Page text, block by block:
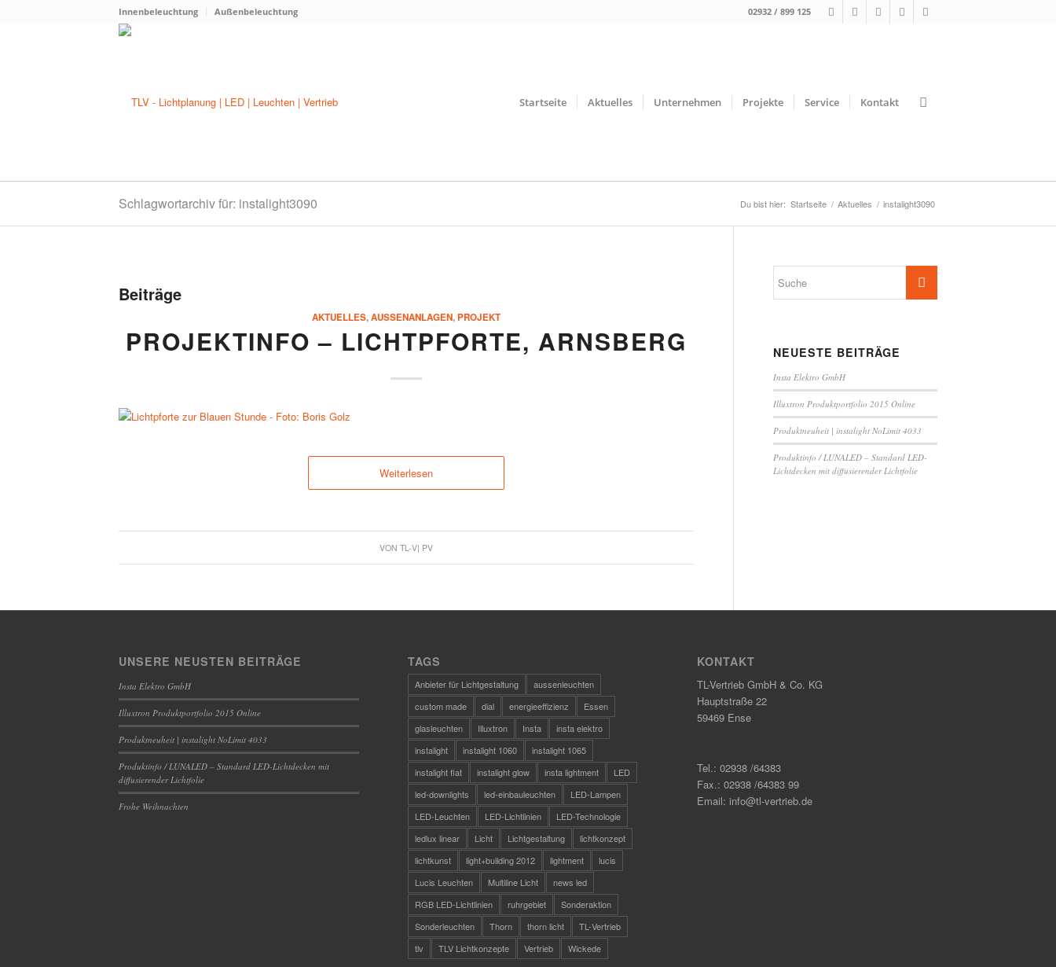
Innenbeleuchtung Außenbeleuchtung 02932 / 899 125
Startseite Aktuelles Unternehmen Projekte Service Kontakt
Schlagwortarchiv für: instalight3090 Du bist hier: Startseite / Aktuelles / instalight3090
Beiträge
AKTUELLES,AUSSENANLAGEN ,PROJEKT
PROJEKTINFO – LICHTPFORTE, ARNSBERG
Weiterlesen
VON TL-V| PV
NEUESTE BEITRÄGE
Insta Elektro GmbH
Illuxtron Produktportfolio 2015 Online
Produktneuheit | instalight NoLimit 4033
Produktinfo / LUNALED – Standard LED-
Lichtdecken mit diffusierender Lichtfolie
UNSERE NEUSTEN BEITRÄGE
Insta Elektro GmbH
Illuxtron Produktportfolio 2015 Online
Produktneuheit | instalight NoLimit 4033
Produktinfo / LUNALED – Standard LED-Lichtdecken mit
diffusierender Lichtfolie
Frohe Weihnachten
TAGS
Anbieter für Lichtgestaltung
aussenleuchten
custom made
dial energieeffizienz
Essen
glasleuchten
Illuxtron Insta
insta elektro
instalight
instalight 1060
instalight 1065
instalight flat
instalight glow insta lightment
LED
led-downlights
led-einbauleuchten
LED-Lampen
LED-Leuchten
LED-Lichtlinien
LED-Technologie
ledlux linear
Licht Lichtgestaltung
lichtkonzept
lichtkunst
light+building 2012 lightment
lucis
Lucis Leuchten
Multiline Licht
news led
RGB LED-Lichtlinien
ruhrgebiet
Sonderaktion
Sonderleuchten
Thorn thorn licht
TL-Vertrieb
tlv
TLV Lichtkonzepte Vertrieb Wickede
KONTAKT
TL-Vertrieb GmbH & Co. KG
Hauptstraße 22
59469 Ense
Tel.: 02938 /64383
Fax.: 02938 /64383 99
Email: info@tl-vertrieb.de